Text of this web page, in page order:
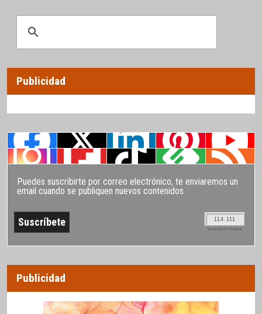
Publicidad
Puedes suscribirte por correo electrónico, te enviaremos un
email cuando se publiquen nuevos contenidos
114.111
SUSCRIPTORES
Publicidad